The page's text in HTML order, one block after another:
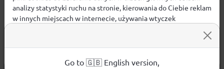
analizy statystyki ruchu na stronie, kierowania do Ciebie reklam
w innych miejscach w internecie, używania wtyczek
używanych plików cookies.
Aby dowiedzieć się więcej o plikach cookie i tym, jak
Go to 🇬🇧 English version,